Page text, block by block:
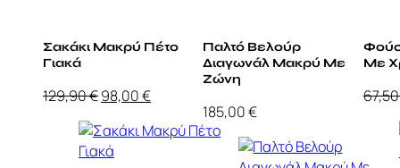
Σακάκι Μακρύ Πέτο
Γιακά
129,90€Original
was:
129,90 €.
98,00€Η
τρέχουσα
τιμή
Παλτό Βελούρ
Διαγωνάλ Μακρύ Με
Ζώνη
185,00€
Με